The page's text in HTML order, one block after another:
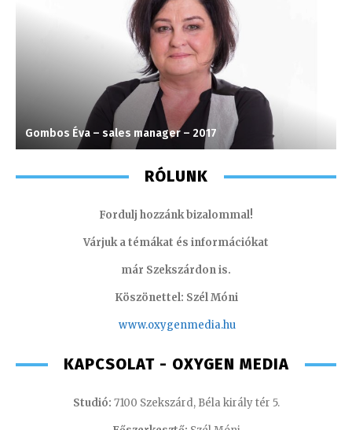
Gombos Éva – sales manager – 2017
RÓLUNK
Fordulj hozzánk bizalommal!
Várjuk a témákat és információkat
már Szekszárdon is.
Köszönettel: Szél Móni
www.oxygenmedia.hu
KAPCSOLAT - OXYGEN MEDIA
Studió: 7100 Szekszárd, Béla király tér 5.